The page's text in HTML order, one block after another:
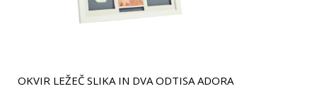
OKVIR LEŽEČ SLIKA IN DVA ODTISA ADORA